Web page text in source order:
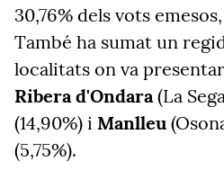
30,76% dels vots
També ha sumat un
localitats on va
Ribera d'Ondara(La
(14,90%) i Manlleu
(5,75%).